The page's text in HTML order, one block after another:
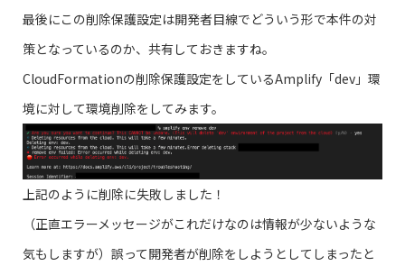
最後にこの削除保護設定は開発者目線でどういう形で本件の対
策となっているのか、共有しておきますね。
CloudFormationの削除保護設定をしているAmplify「dev」環
境に対して環境削除をしてみます。
上記のように削除に失敗しました！
（正直エラーメッセージがこれだけなのは情報が少ないような
気もしますが）誤って開発者が削除をしようとしてしまったと